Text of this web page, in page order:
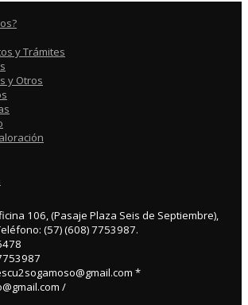
y Trámites
y Otros
106, (Pasaje Plaza Seis de Septiembre),
(57) (608) 7753987.
*
/